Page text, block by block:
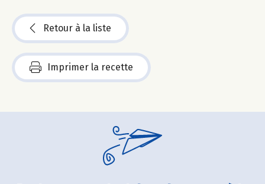
Retour à la liste
Imprimer la recette